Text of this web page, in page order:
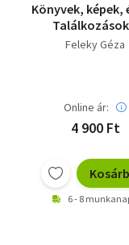
Könyvek, képek,
művészettel
Feleky Géza
Online ár:
4 900 Ft
6 - 8